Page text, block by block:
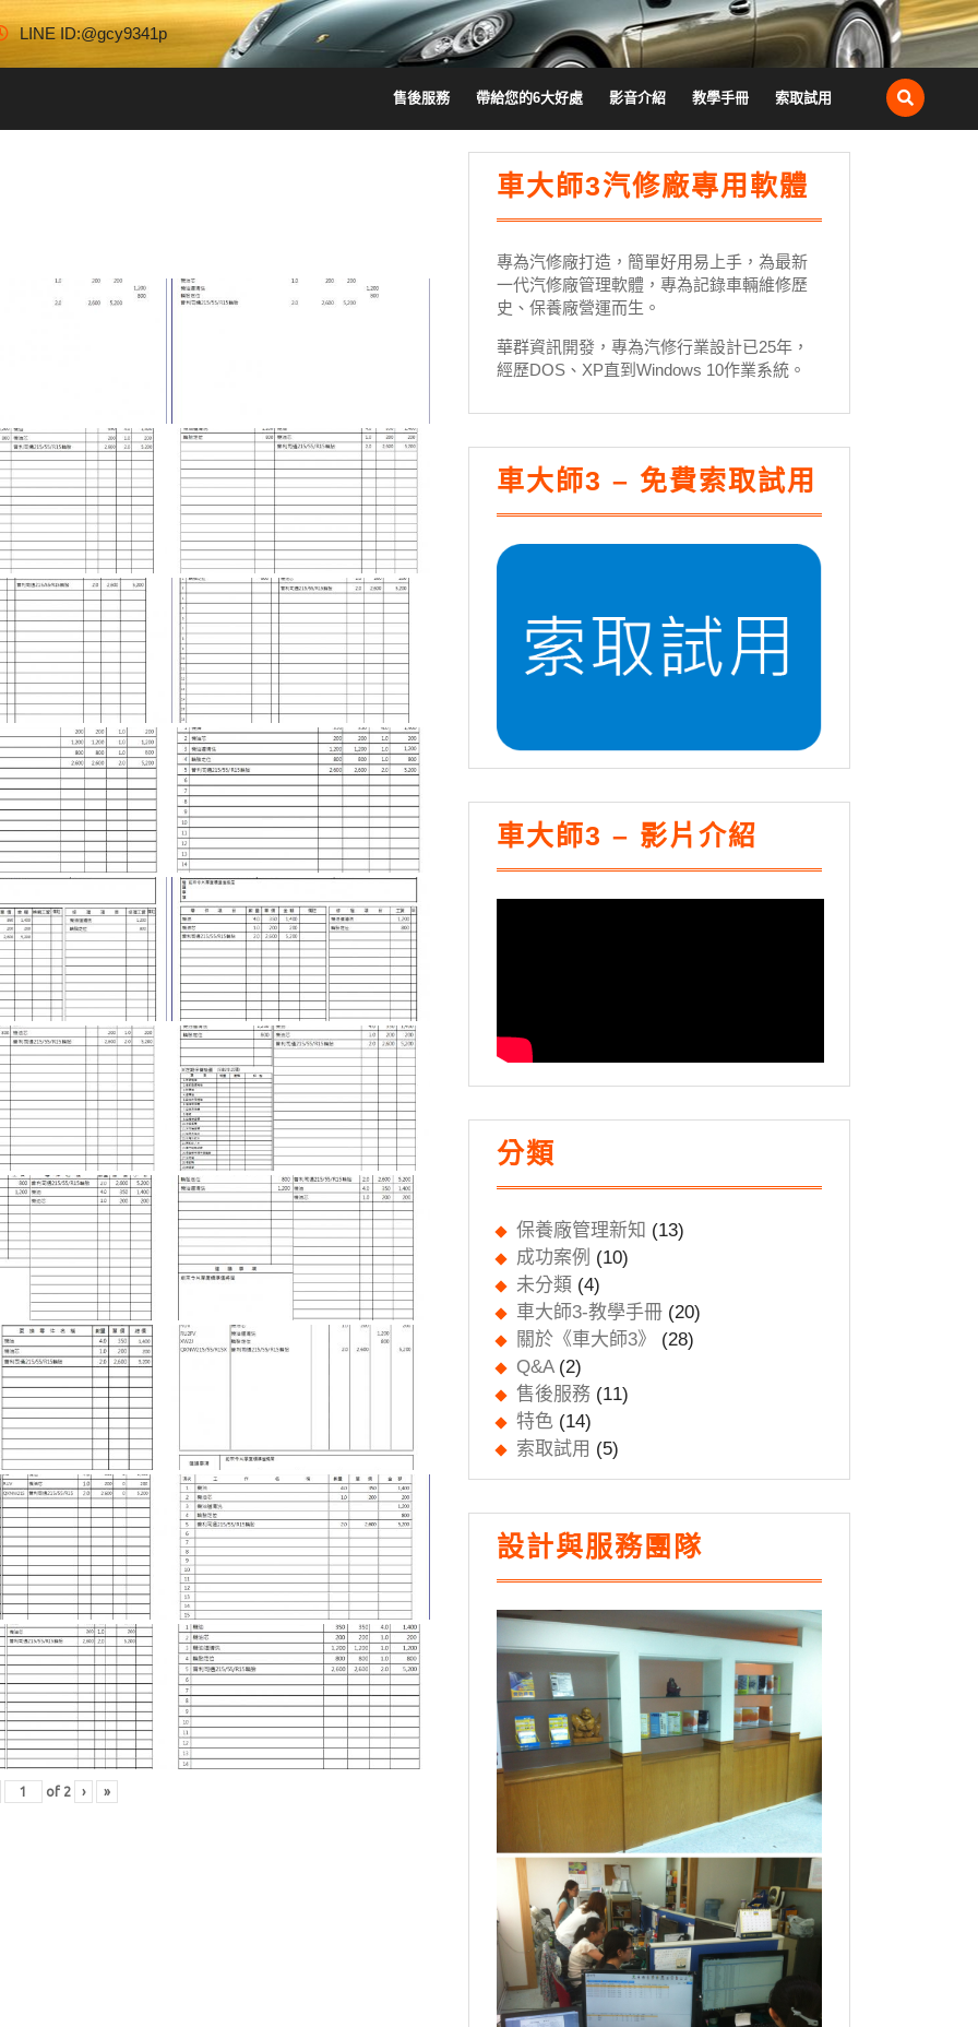
LINE ID:@gcy9341p
售後服務 帶給您的6大好處 影音介紹 教學手冊 索取試用
of 2 › »
車大師3汽修廠專用軟體
專為汽修廠打造，簡單好用易上手，為最新
一代汽修廠管理軟體，專為記錄車輛維修歷
史、保養廠營運而生。
華群資訊開發，專為汽修行業設計已25年，
經歷DOS、XP直到Windows 10作業系統。
車大師3 – 免費索取試用
車大師3 – 影片介紹
分類
保養廠管理新知 (13)
成功案例 (10)
未分類 (4)
車大師3-教學手冊 (20)
關於《車大師3》
(28)
Q&A(2)
售後服務 (11)
特色 (14)
索取試用 (5)
設計與服務團隊